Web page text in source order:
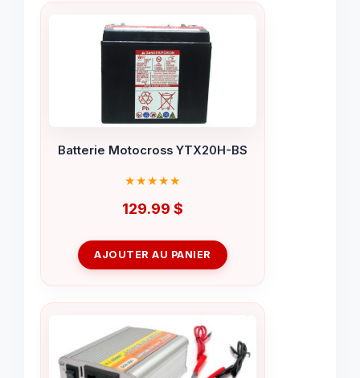
Batterie Motocross YTX20H-BS
129.99 $
AJOUTER AU PANIER